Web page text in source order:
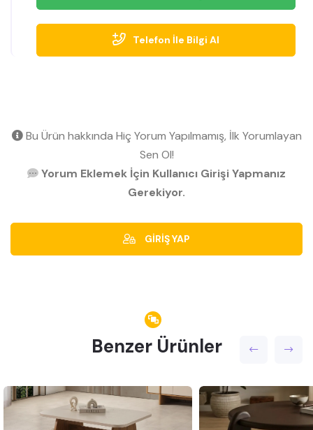
Telefon İle Bilgi Al
Bu Ürün hakkında Hiç Yorum Yapılmamış, İlk Yorumlayan
Sen Ol!
Yorum Eklemek İçin Kullanıcı Girişi Yapmanız
Gerekiyor.
GİRİŞ YAP
Benzer Ürünler